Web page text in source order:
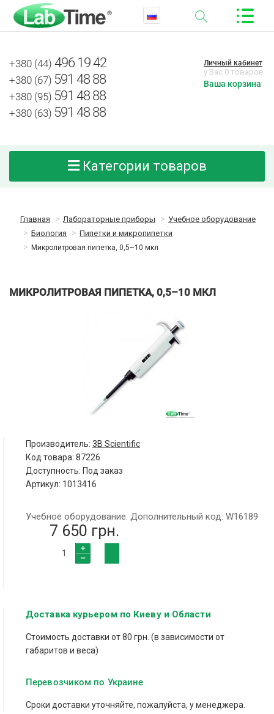
+380 (44) 496 19 42
+380 (67) 591 48 88
+380 (95) 591 48 88
+380 (63) 591 48 88
Личный кабинет
у Вас 0 товаров
Ваша корзина
Категории товаров
Главная Лабораторные приборы
Учебное оборудование
Биология
Пипетки и микропипетки
Микролитровая пипетка, 0,5–10 мкл
МИКРОЛИТРОВАЯ ПИПЕТКА, 0,5–10 МКЛ
Производитель: 3B Scientific
Код товара: 87226
Доступность: Под заказ
Артикул: 1013416
Учебное оборудование. Дополнительный код: W16189
7 650 грн.
Доставка курьером по Киеву и Области
Стоимость доставки от 80 грн. (в зависимости от
габаритов и веса)
Перевозчиком по Украине
Сроки доставки уточняйте, пожалуйста, у менеджера.